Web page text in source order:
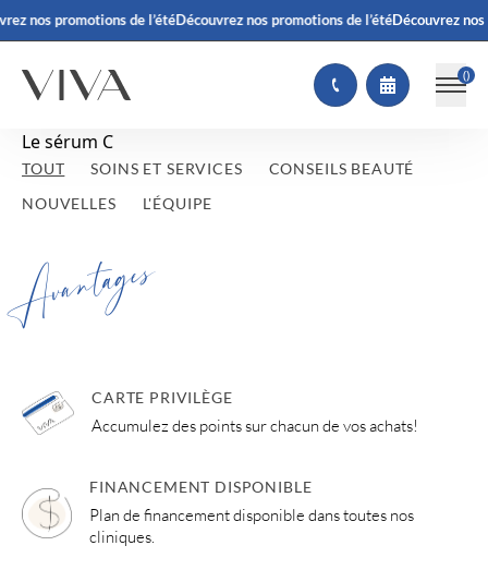
nos promotions de l’étéDécouvrez nos promotions de l’étéDécouvrez
()
Le sérum C
TOUT SOINS ET SERVICES
CONSEILS BEAUTÉ
NOUVELLES
L'ÉQUIPE
CARTE PRIVILÈGE
Accumulez des points sur chacun de vos achats!
FINANCEMENT DISPONIBLE
Plan de financement disponible dans toutes nos
cliniques.